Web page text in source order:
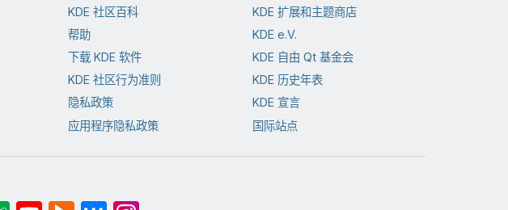
KDE 社区百科
帮助
下载 KDE 软件
KDE 社区行为准则
隐私政策
应用程序隐私政策
KDE 扩展和主题商店
KDE e.V.
KDE 自由 Qt 基金会
KDE 历史年表
KDE 宣言
国际站点